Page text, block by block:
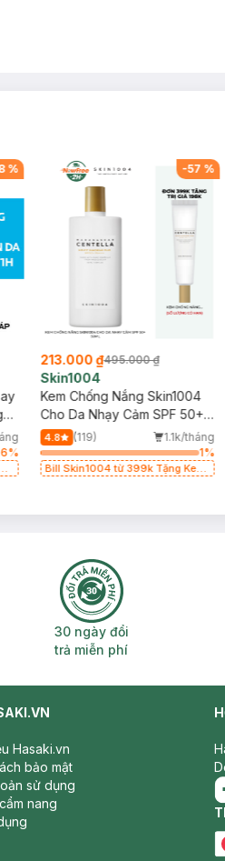
%
%
-57 %
213.000 ₫495.000 ₫
Skin1004
Kem Chống Nắng Skin1004
Cho Da Nhạy Cảm SPF 50+
50ml
4.8 (119)
1.1k/tháng
1%
Bill Skin1004 từ 399k Tặng Kem
30 ngày đổi trả
30 ngày đổi
trả miễn phí
Hasaki.vn
bảo mật
sử dụng
nang